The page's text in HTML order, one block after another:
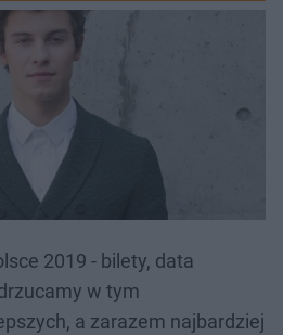
2019 - bilety, data
w tym
a zarazem najbardziej